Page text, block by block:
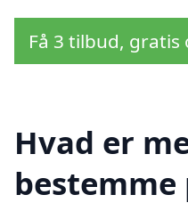
Få 3 tilbud,
Hvad er
bestemme